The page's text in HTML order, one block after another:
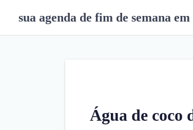
sua agenda de fim de semana
Água de